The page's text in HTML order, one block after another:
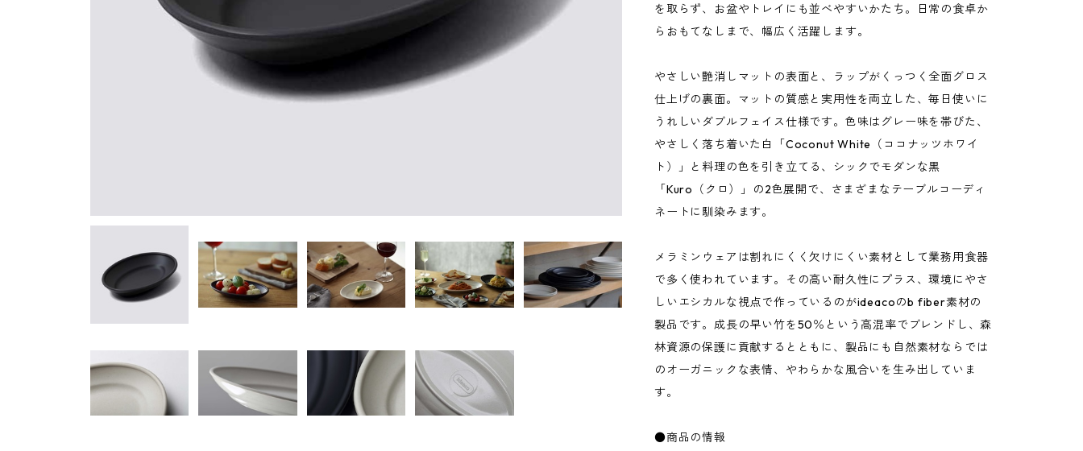
を取らず、お盆やトレイにも並べやすいかたち。日常の食卓か
らおもてなしまで、幅広く活躍します。
やさしい艶消しマットの表面と、ラップがくっつく全面グロス
仕上げの裏面。マットの質感と実用性を両立した、毎日使いに
うれしいダブルフェイス仕様です。色味はグレー味を帯びた、
やさしく落ち着いた白「Coconut White（ココナッツホワイ
ト）」と料理の色を引き立てる、シックでモダンな黒
「Kuro（クロ）」の2色展開で、さまざまなテーブルコーディ
ネートに馴染みます。
メラミンウェアは割れにくく欠けにくい素材として業務用食器
で多く使われています。その高い耐久性にプラス、環境にやさ
しいエシカルな視点で作っているのがideacoのb fiber素材の
製品です。成長の早い竹を50％という高混率でブレンドし、森
林資源の保護に貢献するとともに、製品にも自然素材ならでは
のオーガニックな表情、やわらかな風合いを生み出していま
す。
●商品の情報